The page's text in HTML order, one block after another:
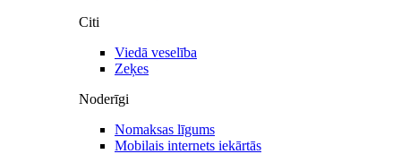
Citi
Viedā veselība
Zeķes
Noderīgi
Nomaksas līgums
Mobilais internets iekārtās